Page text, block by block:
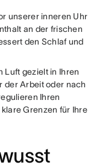
unserer inneren Uhr
an der frischen
den Schlaf und
Luft gezielt in Ihren
der Arbeit oder nach
Ihren
Grenzen für Ihre